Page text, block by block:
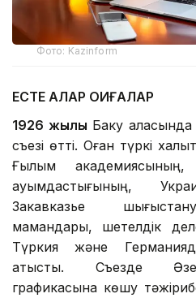
Фото: Kazinform
ЕСТЕ ҚАЛАР ОҚИҒАЛАР
1926 жылы Баку қаласында
съезі өтті. Оған түркі
Ғылым
қауымдастығының,
Закавказье
мамандары, шетелдік
Түркия және
қатысты. Съезде
графикасына көшу